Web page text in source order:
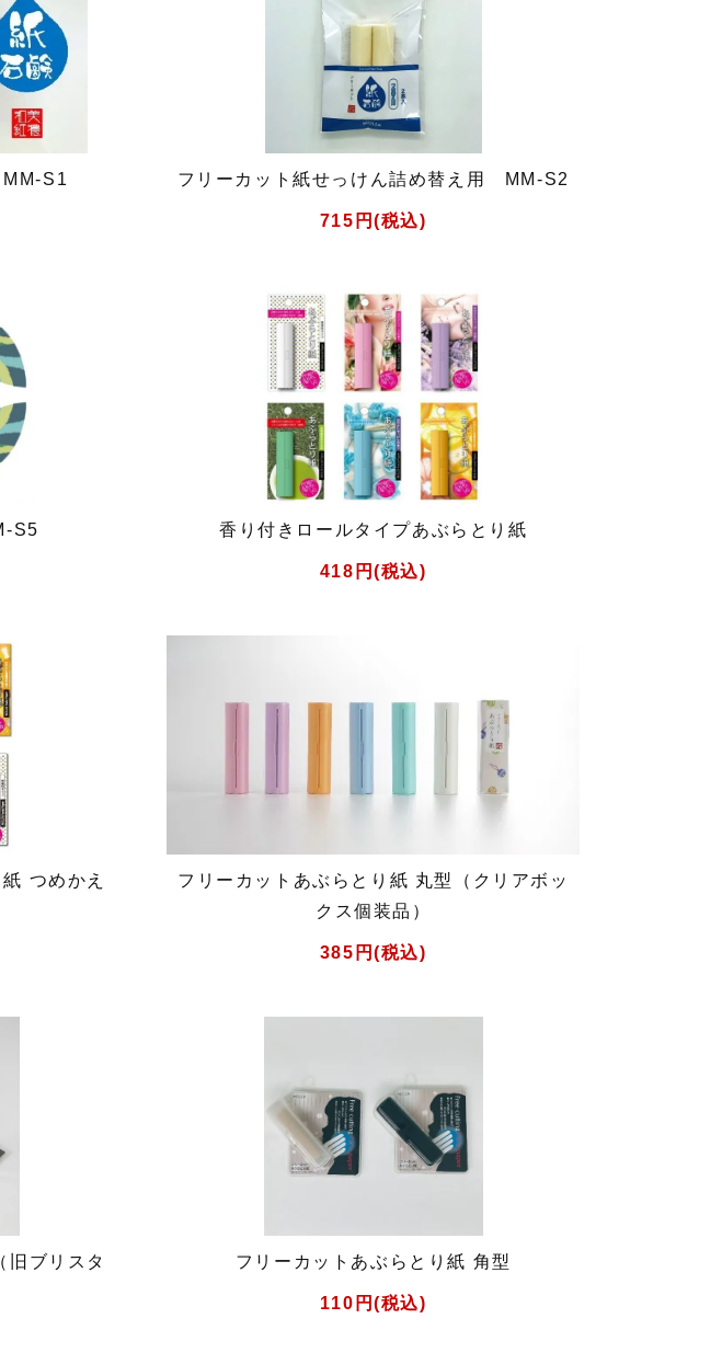
S1 フリーカット紙せっけん詰め替え用 MM-S2
715円(税込)
S5 香り付きロールタイプあぶらとり紙
418円(税込)
つめかえ
フリーカットあぶらとり紙 丸型（クリアボッ
クス個装品）
385円(税込)
旧ブリスタ
フリーカットあぶらとり紙 角型
110円(税込)